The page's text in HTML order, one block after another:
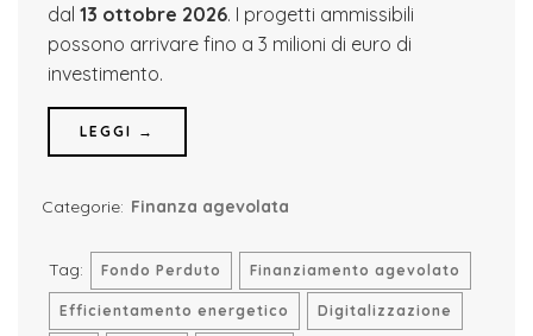
dal 13 ottobre 2026. I progetti ammissibili
possono arrivare fino a 3 milioni di euro di
investimento.
LEGGI →
Categorie: Finanza agevolata
Tag: Fondo Perduto Finanziamento agevolato
Efficientamento energetico Digitalizzazione